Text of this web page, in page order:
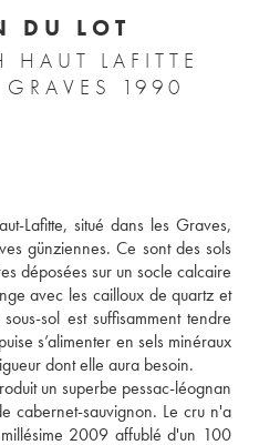
DU LOT
HAUT LAFITTE
1990
Lafitte, situé dans les Graves,
günziennes. Ce sont des sols
déposées sur un socle calcaire
avec les cailloux de quartz et
sol est suffisamment tendre
s’alimenter en sels minéraux
dont elle aura besoin.
un superbe pessac-léognan
cabernet-sauvignon. Le cru n'a
2009 affublé d'un 100